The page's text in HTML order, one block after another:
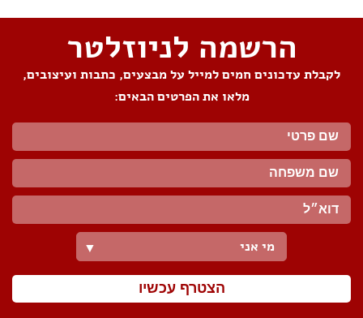
הרשמה לניוזלטר
לקבלת עדכונים חמים למייל על מבצעים, כתבות ועיצובים,
מלאו את הפרטים הבאים:
מי אני ▼
הצטרף עכשיו